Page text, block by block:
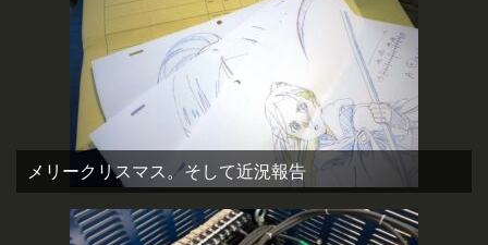
メリークリスマス。そして近況報告